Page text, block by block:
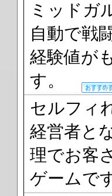
ミッドガ
自動で戦
経験値が
す。
セルフィ
経営者と
理でお客
ゲームで